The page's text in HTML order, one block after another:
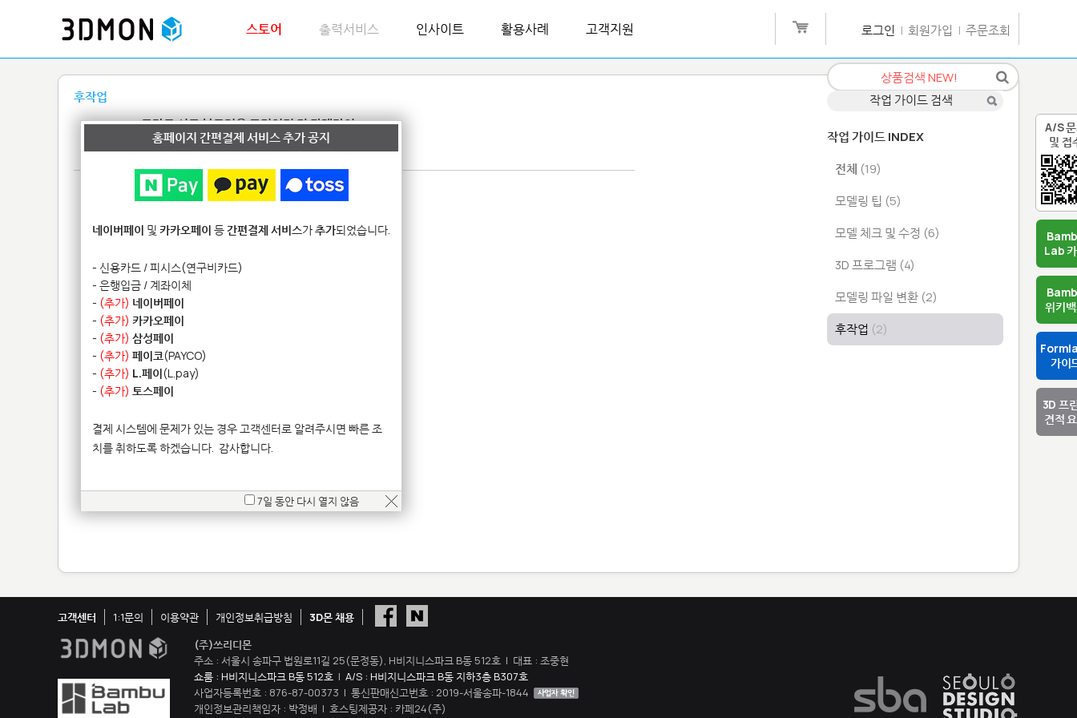
A/S
및 접
Lab
위키
가이
3D 프
견적
스토어 출력서비스 인사이트 활용사례 고객지원 로그인 | 회원가입 | 주문조회
후작업
Full Color 고강도 석고 부드러운 표면처리 및 광택작업
프라임 플라스틱(후가공 X) 출력물 서포터 제거 방법
작업 가이드 INDEX
전체 (19)
모델링 팁 (5)
모델 체크 및 수정 (6)
3D 프로그램 (4)
모델링 파일 변환 (2)
후작업 (2)
고객센터 1:1문의 이용약관 개인정보취급방침
3D몬 채용
(주)쓰리디몬
주소 : 서울시 송파구 법원로11길 25(문정동), H비지니스파크 B동 512호 | 대표 : 조중현
쇼룸 : H비지니스파크 B동 512호 | A/S : H비지니스파크 B동 지하3층 B307호
사업자등록번호 : 876-87-00373 | 통신판매신고번호 : 2019-서울송파-1844
개인정보관리책임자 : 박정배 | 호스팅제공자 : 카페24(주)
홈페이지 간편결제 서비스 추가 공지
네이버페이 및 카카오페이 등간편결제 서비스가추가되었습니다.
- 신용카드 / 피시스(연구비카드)
- 은행입금 / 계좌이체
- (추가) 네이버페이
- (추가) 카카오페이
- (추가) 삼성페이
- (추가) 페이코(PAYCO)
- (추가) L.페이(L.pay)
- (추가) 토스페이
결제 시스템에 문제가 있는 경우 고객센터로 알려주시면 빠른 조
치를 취하도록 하겠습니다. 감사합니다.
7일 동안 다시 열지 않음